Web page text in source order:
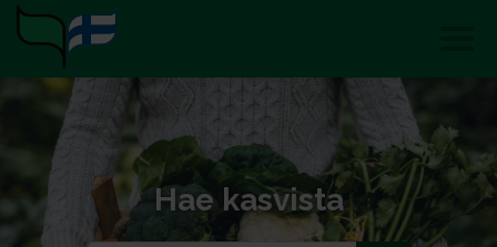
Hae kasvista